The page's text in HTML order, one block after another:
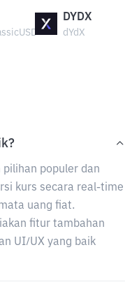
DYDX
dYdX
populer dan
kurs secara real-time
uang fiat.
fitur tambahan
UI/UX yang baik